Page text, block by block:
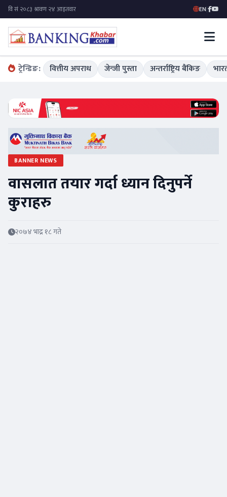
EN|
ट्रेन्डिङ: वित्तीय अपराध जेन्जी पुस्ता अन्तर्राष्ट्रिय बैंकिङ
BANNER NEWS
वासलात तयार गर्दा ध्यान दिनुपर्ने
कुराहरु
२०७४ भाद्र १८ गते